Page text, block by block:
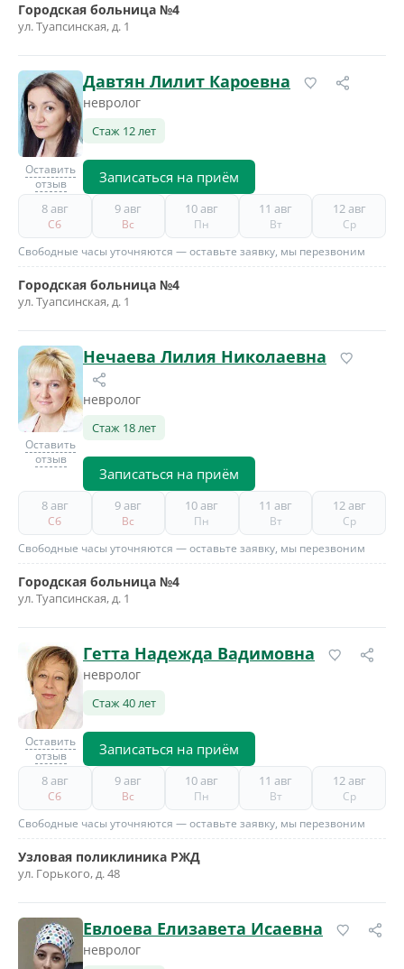
Городская больница №4
ул. Туапсинская, д. 1
Оставить
отзыв
Давтян Лилит Кароевна
невролог
Стаж 12 лет
Записаться на приём
8 авг
Сб
9 авг
Вс
10 авг
Пн
11 авг
Вт
12 авг
Ср
Свободные часы уточняются — оставьте заявку, мы перезвоним
Городская больница №4
ул. Туапсинская, д. 1
Оставить
отзыв
Нечаева Лилия Николаевна
невролог
Стаж 18 лет
Записаться на приём
8 авг
Сб
9 авг
Вс
10 авг
Пн
11 авг
Вт
12 авг
Ср
Свободные часы уточняются — оставьте заявку, мы перезвоним
Городская больница №4
ул. Туапсинская, д. 1
Оставить
отзыв
Гетта Надежда Вадимовна
невролог
Стаж 40 лет
Записаться на приём
8 авг
Сб
9 авг
Вс
10 авг
Пн
11 авг
Вт
12 авг
Ср
Свободные часы уточняются — оставьте заявку, мы перезвоним
Узловая поликлиника РЖД
ул. Горького, д. 48
Евлоева Елизавета Исаевна
невролог